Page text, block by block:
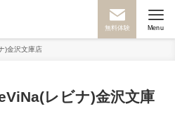
無料体験 Menu
)金沢文庫店
レビナ)金沢文庫